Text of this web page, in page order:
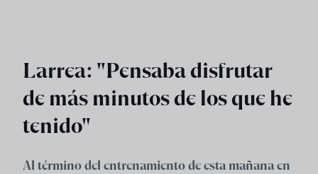
Larrea: "Pensaba disfrutar
de más minutos de los que he
tenido"
Al término del entrenamiento de esta mañana en